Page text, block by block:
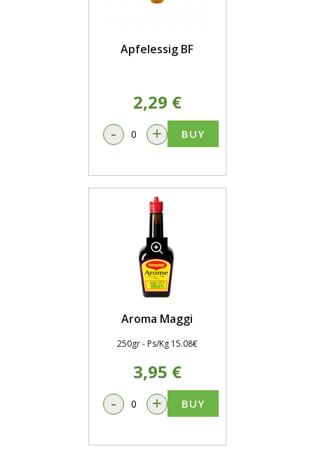
Apfelessig BF
2,29 €
- + BUY
Aroma Maggi
250gr - Ps/Kg 15.08€
3,95 €
- + BUY